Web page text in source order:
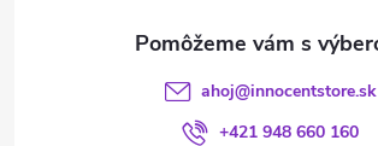
ahoj@innocentstore.sk
+421 948 660 160